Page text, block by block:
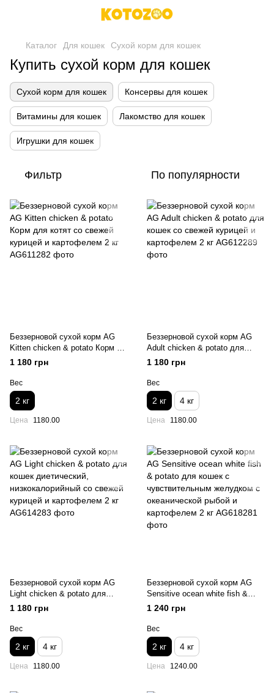
Каталог Для кошек Сухой корм для кошек
Купить сухой корм для кошек
Сухой корм для кошек Консервы для кошек
Витамины для кошек Лакомство для кошек
Игрушки для кошек
Фильтр По популярности
Беззерновой сухой корм AG
Kitten chicken & potato Корм ​​
для котят со свежей курицей и
картофелем 2 кг
1 180 грн
Вес
2 кг
Цена 1180.00
Беззерновой сухой корм AG
Adult chicken & potato для
кошек со свежей курицей и
картофелем 2 кг
1 180 грн
Вес
2 кг 4 кг
Цена 1180.00
Беззерновой сухой корм AG
Light chicken & potato для
кошек диетический,
низкокалорийный со свежей
курицей и картофелем 2 кг
1 180 грн
Вес
2 кг 4 кг
Цена 1180.00
Беззерновой сухой корм AG
Sensitive ocean white fish &
potato для кошек с
чувствительным желудком с
океанической рыбой и
картофелем 2 кг
1 240 грн
Вес
2 кг 4 кг
Цена 1240.00